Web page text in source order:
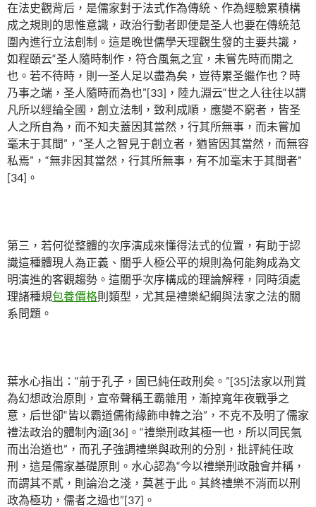
在法史觀背后，是儒家對于法式作為傳統、作為經驗累積構
成之規則的思惟意識，政治行動者即便是圣人也要在傳統范
圍內進行立法創制。這是晚世儒學天理觀生發的主要共識，
如程頤云“圣人隨時制作，符合風氣之宜，未嘗先時而開之
也。若不待時，則一圣人足以盡為矣，豈待累圣繼作也？時
乃事之端，圣人隨時而為也”[33]，陸九淵云“世之人往往以謂
凡所以經綸全國，創立法制，致利成順，應變不窮者，皆圣
人之所自為，而不知夫蓋因其當然，行其所無事，而未嘗加
毫末于其間”，“圣人之智見于創立者，猶皆因其當然，而無容
私焉”，“無非因其當然，行其所無事，有不加毫末于其間者”
[34]。
第三，若何從整體的次序演成來懂得法式的位置，有助于認
識這種體現人為正義、關乎人極公平的規則為何能夠成為文
明演進的客觀趨勢。這關乎次序構成的理論解釋，同時須處
理諸種規包養價格則類型，尤其是禮樂紀綱與法家之法的關
系問題。
葉水心指出：“前于孔子，固已純任政刑矣。”[35]法家以刑賞
為幻想政治原則，宣帝聲稱王霸雜用，漸掉寬年夜戰爭之
意，后世卻“皆以霸道儒術緣飾申韓之治”，不克不及明了儒家
禮法政治的體制內涵[36]。“禮樂刑政其極一也，所以同民氣
而出治道也”，而孔子強調禮樂與政刑的分別，批評純任政
刑，這是儒家基礎原則。水心認為“今以禮樂刑政融會并稱，
而謂其不貳，則論治之淺，莫甚于此。其終禮樂不消而以刑
政為極功，儒者之過也”[37]。